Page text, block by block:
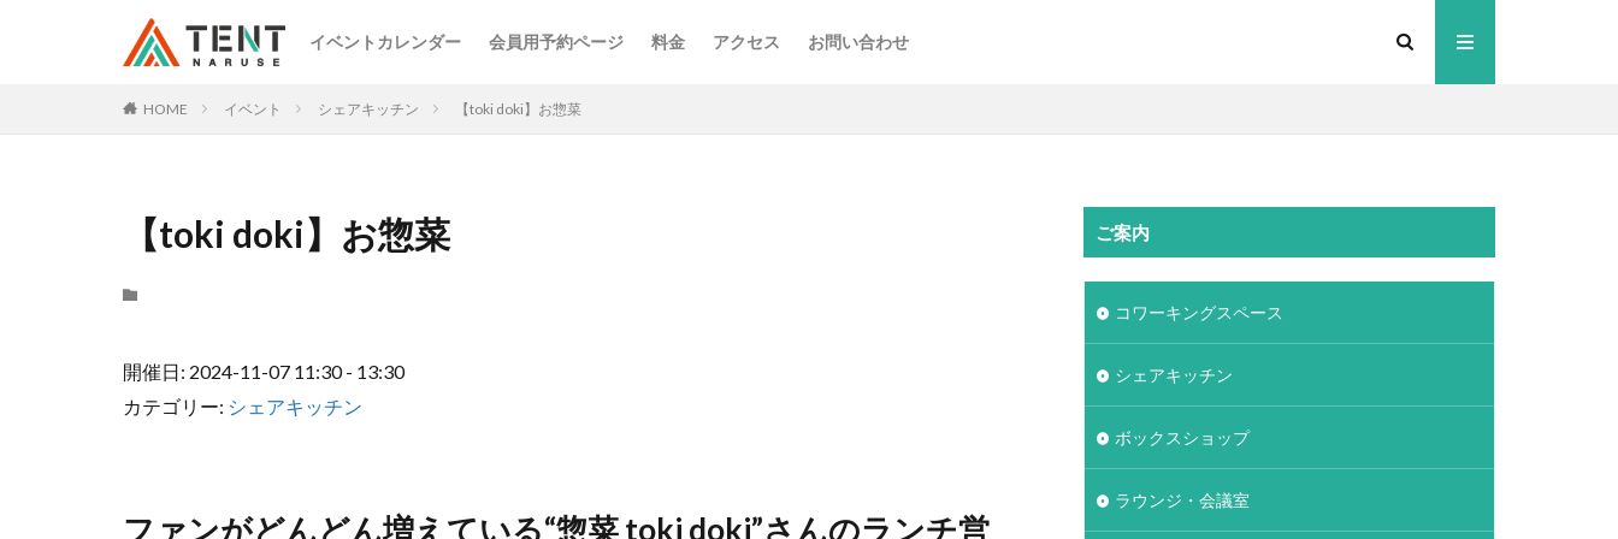
イベントカレンダー 会員用予約ページ 料金 アクセス お問い合わせ
HOME イベント シェアキッチン 【toki doki】お惣菜
【toki doki】お惣菜
開催日: 2024-11-07 11:30 - 13:30
カテゴリー: シェアキッチン
ファンがどんどん増えている“惣菜 toki doki”さんのランチ営
ご案内
コワーキングスペース
シェアキッチン
ボックスショップ
ラウンジ・会議室